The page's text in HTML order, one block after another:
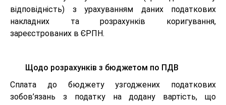
відповідність) з урахуванням даних податкових
накладних та розрахунків коригування,
зареєстрованих в ЄРПН.
Щодо розрахунків з бюджетом по ПДВ
Сплата до бюджету узгоджених податкових
зобов’язань з податку на додану вартість, що